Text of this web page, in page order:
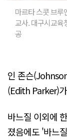
마르타 스콧 브루
교사. 대구시교육
공
인 존슨
(Edith Parker)
바느질 이외에
졌음에도 '바느